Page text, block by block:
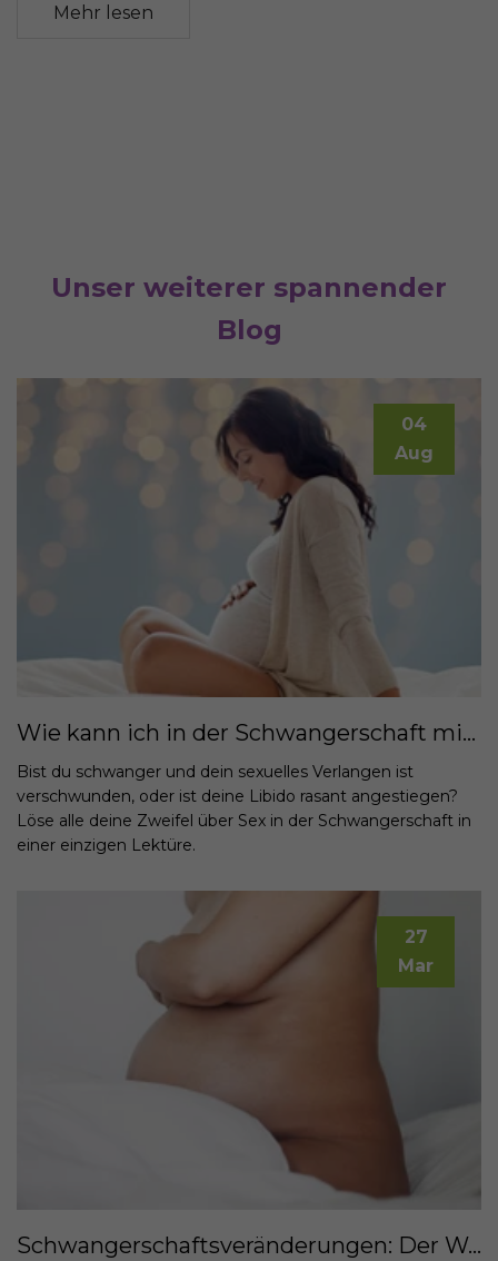
Mehr lesen
Unser weiterer spannender
Blog
04
Aug
Wie kann ich in der Schwangerschaft mit Libidoverlust umgehen?
Bist du schwanger und dein sexuelles Verlangen ist
verschwunden, oder ist deine Libido rasant angestiegen?
Löse alle deine Zweifel über Sex in der Schwangerschaft in
einer einzigen Lektüre.
27
Mar
Schwangerschaftsveränderungen: Der Weg zur Mutterschaft